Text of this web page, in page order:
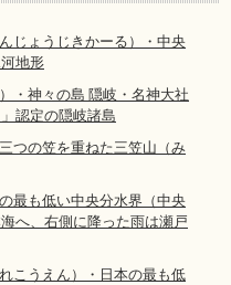
じょうじきかーる）・中央
地形
・神々の島 隠岐・名神大社
認定の隠岐諸島
つの笠を重ねた三笠山（み
最も低い中央分水界（中央
へ、右側に降った雨は瀬戸
こうえん）・日本の最も低